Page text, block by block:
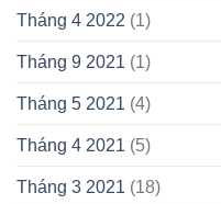
Tháng 4 2022 (1)
Tháng 9 2021 (1)
Tháng 5 2021 (4)
Tháng 4 2021 (5)
Tháng 3 2021 (18)